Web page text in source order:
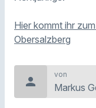
Hier kommt ihr
Obersalzberg
person
von
Markus